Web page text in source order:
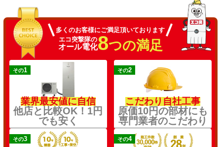
多くのお客様にご満足頂いております
エコ突撃隊の
オール電化8つの満足
その1
業界最安値に自信
他店と比較OK！1円
でも安く
その2
こだわり自社工事
原価10円の部材にも
専門業者のこだわり
その3 その4